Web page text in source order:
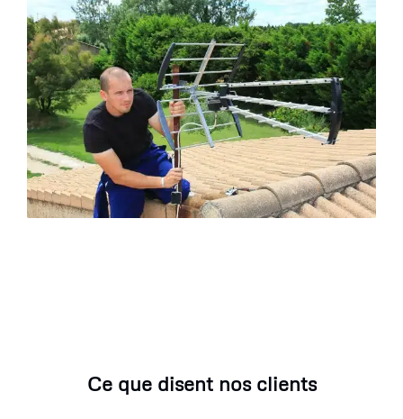
Ce que disent nos clients